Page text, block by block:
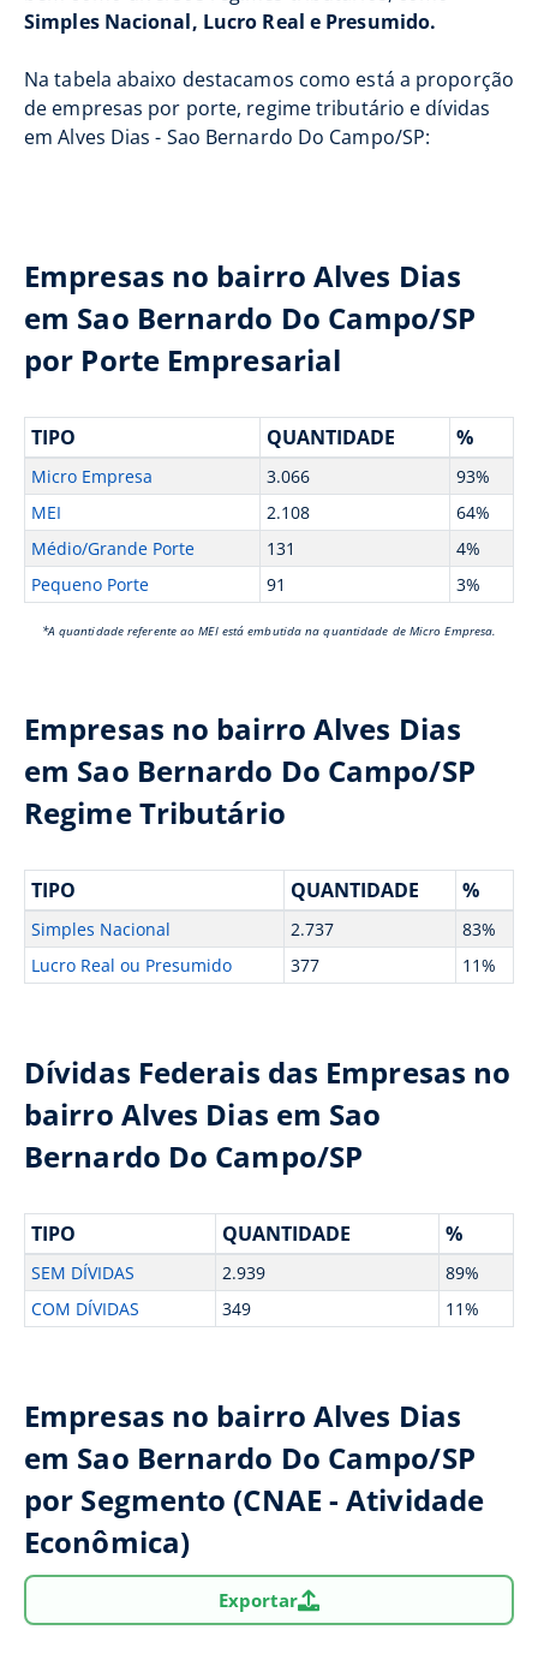
Simples Nacional, Lucro Real e Presumido.
Na tabela abaixo destacamos como está a proporção
de empresas por porte, regime tributário e dívidas
em Alves Dias - Sao Bernardo Do Campo/SP:
Empresas no bairro Alves Dias
em Sao Bernardo Do Campo/SP
por Porte Empresarial
TIPO QUANTIDADE %
Micro Empresa 3.066
93%
MEI
2.108
64%
Médio/Grande Porte
131
4%
Pequeno Porte
91 3%
*A quantidade referente ao MEI está embutida na quantidade de Micro Empresa.
Empresas no bairro Alves Dias
em Sao Bernardo Do Campo/SP
Regime Tributário
TIPO QUANTIDADE %
Simples Nacional 2.737
83%
Lucro Real ou Presumido
377 11%
Dívidas Federais das Empresas no
bairro Alves Dias em Sao
Bernardo Do Campo/SP
TIPO QUANTIDADE %
SEM DÍVIDAS 2.939
89%
COM DÍVIDAS
349 11%
Empresas no bairro Alves Dias
em Sao Bernardo Do Campo/SP
por Segmento (CNAE - Atividade
Econômica)
Exportar